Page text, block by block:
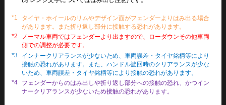
*1
タイヤ・ホイールのリムやデザイン面がフェンダーよりはみ出る場合
があります。また折り返し部分に接触する恐れがあります。
*2
ノーマル車両ではフェンダーより出ますので、ローダウンその他車両
側での調整が必要です。
*3
インナークリアランスが少ないため、車両誤差・タイヤ銘柄等により
接触の恐れがあります。また、ハンドル旋回時のクリアランスが少な
いため、車両誤差・タイヤ銘柄等により接触の恐れがあります。
*4
フェンダーからのはみ出しや折り返し部分への接触の恐れ、かつイン
ナークリアランスが少ないため接触の恐れがあります。